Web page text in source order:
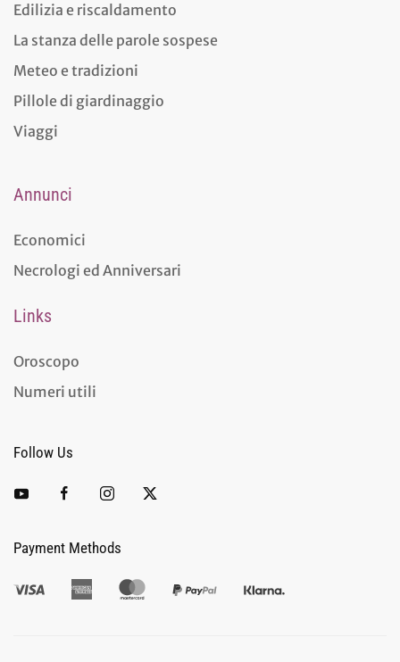
Edilizia e riscaldamento
La stanza delle parole sospese
Meteo e tradizioni
Pillole di giardinaggio
Viaggi
Annunci
Economici
Necrologi ed Anniversari
Links
Oroscopo
Numeri utili
Follow Us
Payment Methods